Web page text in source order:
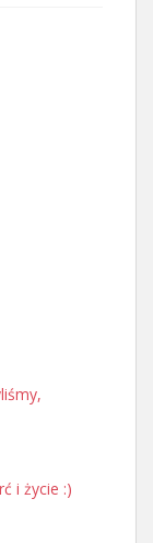
i życie :)